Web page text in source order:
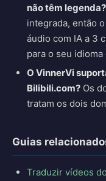
não têm legenda?
integrada, então
áudio com IA a 3
para o seu
O VinnerVi
Bilibili.com? Os
tratam os dois
Guias
Traduzir vídeos